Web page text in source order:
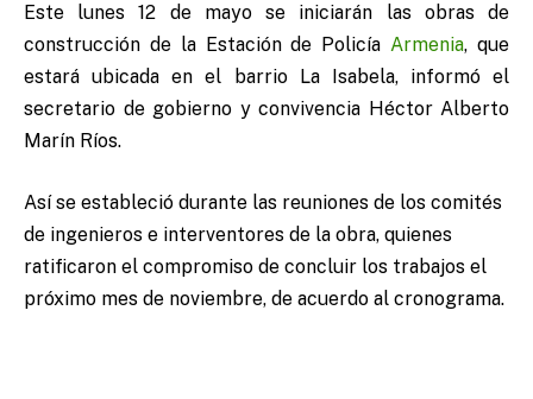
Este lunes 12 de mayo se iniciarán las obras de
construcción de la Estación de PolicíaArmenia, que
estará ubicada en el barrio La Isabela, informó el
secretario de gobierno y convivencia Héctor Alberto
Marín Ríos.
Así se estableció durante las reuniones de los comités
de ingenieros e interventores de la obra, quienes
ratificaron el compromiso de concluir los trabajos el
próximo mes de noviembre, de acuerdo al cronograma.